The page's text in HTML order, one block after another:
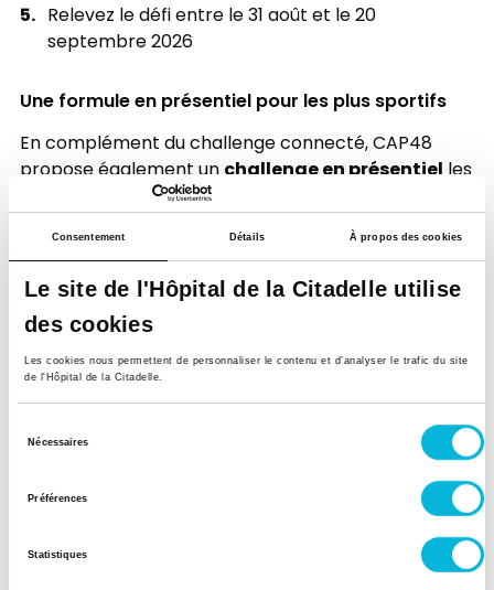
Consentement Détails À propos des cookies
Le site de l'Hôpital de la Citadelle utilise
des cookies
Les cookies nous permettent de personnaliser le contenu et d’analyser le trafic du site
de l'Hôpital de la Citadelle.
Nécessaires
Préférences
Statistiques
Relevez le défi entre le 31 août et le 20
septembre 2026
Une formule en présentiel pour les plus sportifs
En complément du challenge connecté, CAP48
propose également unchallenge en présentiel les
19 et 20 septembre 2026
100 km en maximum 30 heures
sur des parcours de trail proposant différentes
distances et niveaux de dénivelé. Le défi peut être
relevéen équipe(jusqu'à 30 personnes par
organisme),en relais
formule idéale pour celles et ceux qui souhaitent
vivre une expérience sportive et collective au cœur
des paysages de la région de Malmedy.
Nos experts